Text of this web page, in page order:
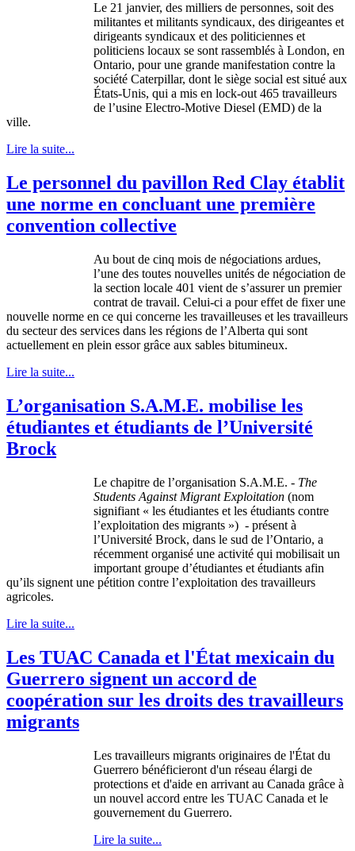
Le 21 janvier, des milliers de personnes, soit des
militantes et militants syndicaux, des dirigeantes et
dirigeants syndicaux et des politiciennes et
politiciens locaux se sont rassemblés à London, en
Ontario, pour une grande manifestation contre la
société Caterpillar, dont le siège social est situé aux
États-Unis, qui a mis en lock-out 465 travailleurs
de l’usine Electro-Motive Diesel (EMD) de la
ville.
Lire la suite...
Le personnel du pavillon Red Clay établit
une norme en concluant une première
convention collective
Au bout de cinq mois de négociations ardues,
l’une des toutes nouvelles unités de négociation de
la section locale 401 vient de s’assurerun premier
contrat de travail. Celui-ci a poureffet de fixerune
nouvelle norme en ce qui concerne les travailleuses et les travailleurs
du secteurdes services dans les régions de l’Alberta qui sont
actuellement en plein essor grâce aux sables bitumineux.
Lire la suite...
L’organisation S.A.M.E. mobilise les
étudiantes et étudiants de l’Université
Brock
Le chapitre de l’organisation S.A.M.E. - The
Students Against Migrant Exploitation (nom
signifiant « les étudiantes et les étudiants contre
l’exploitation des migrants ») - présent à
l’Université Brock, dans le sud de l’Ontario, a
récemment organisé une activité qui mobilisait un
important groupe d’étudiantes et étudiants afin
qu’ils signent une pétition contre l’exploitation des travailleurs
agricoles.
Lire la suite...
Les TUAC Canada et l'État mexicain du
Guerrero signent un accord de
coopération sur les droits des travailleurs
migrants
Les travailleurs migrants originaires de l'État du
Guerrero bénéficieront d'un réseau élargi de
protections et d'aide en arrivant au Canada grâce à
un nouvel accord entre les TUAC Canada et le
gouvernement du Guerrero.
Lire la suite...